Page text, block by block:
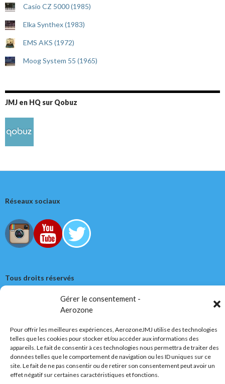
Gérer le consentement -
Aerozone
Pour offrir les meilleures expériences, AerozoneJMJ utilise des technologies
telles que les cookies pour stocker et/ou accéder aux informations des
appareils. Le fait de consentir à ces technologies nous permettra de traiter des
données telles que le comportement de navigation ou les ID uniques sur ce
site. Le fait de ne pas consentir ou de retirer son consentement peut avoir un
effet négatif sur certaines caractéristiques et fonctions.
Casio CZ 5000 (1985)
Elka Synthex (1983)
EMS AKS (1972)
Moog System 55 (1965)
JMJ en HQ sur Qobuz
Réseaux sociaux
Tous droits réservés
© Mars 2006-Août 2026
Politique de confidentialité Fièrement propulsé par WordPress